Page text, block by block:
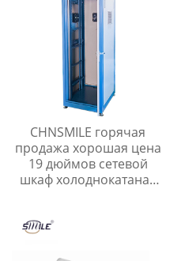
CHNSMILE горячая
продажа хорошая цена
19 дюймов сетевой
шкаф холоднокатаная